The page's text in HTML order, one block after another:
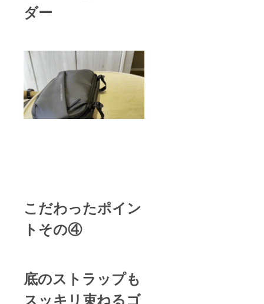
ダー
こだわったポイン
トその④
底のストラップも
スッキリ束ねるゴ